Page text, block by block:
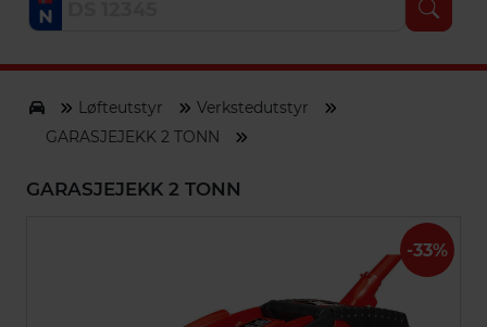
Løfteutstyr
Verkstedutstyr
GARASJEJEKK 2 TONN
GARASJEJEKK 2 TONN
-33%